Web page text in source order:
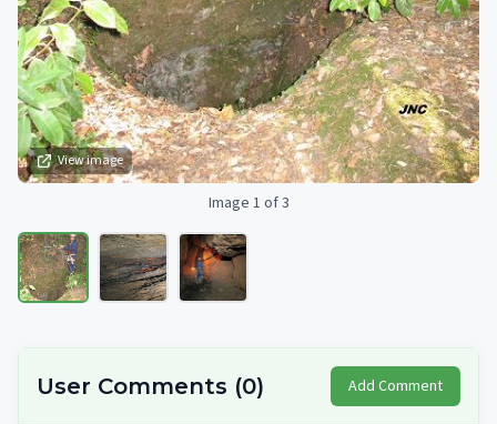
View image
Image 1 of 3
User Comments (0) Add Comment